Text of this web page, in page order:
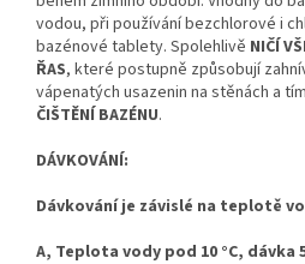
vodou, při používání bezchlorové i
bazénové tablety. Spolehlivě NIČÍ
ŘAS, které postupně způsobují
vápenatých usazenin na stěnách a tím
ČIŠTĚNÍ BAZÉNU.
DÁVKOVÁNÍ:
Dávkování je závislé na teplotě
A, Teplota vody pod 10 °C, dávka